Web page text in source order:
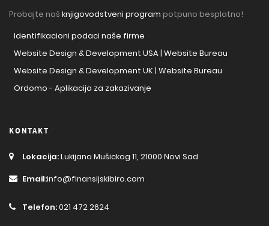
Probajte naš knjigovodstveni program potpuno besplatno!
Identifikacioni podaci naše firme
Website Design & Development USA | Website Bureau
Website Design & Development UK | Website Bureau
Ordomo - Aplikacija za zakazivanje
KONTAKT
Lokacija:Lukijana Mušickog 11, 21000 Novi Sad
Email:info@finansijskibiro.com
Telefon:021 472 2624